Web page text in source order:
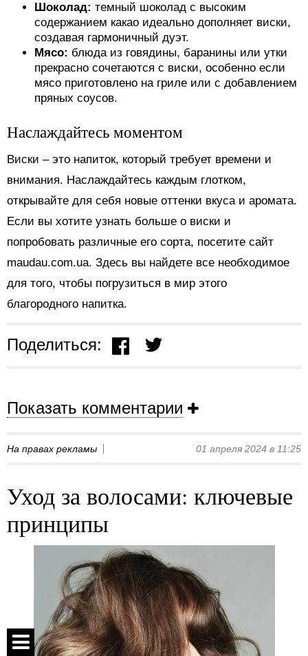
Шоколад: темный шоколад с высоким
содержанием какао идеально дополняет виски,
создавая гармоничный дуэт.
Мясо: блюда из говядины, баранины или утки
прекрасно сочетаются с виски, особенно если
мясо приготовлено на гриле или с добавлением
пряных соусов.
Наслаждайтесь моментом
Виски – это напиток, который требует времени и
внимания. Наслаждайтесь каждым глотком,
открывайте для себя новые оттенки вкуса и аромата.
Если вы хотите узнать больше о виски и
попробовать различные его сорта, посетите сайт
maudau.com.ua. Здесь вы найдете все необходимое
для того, чтобы погрузиться в мир этого
благородного напитка.
Поделиться:
Показать комментарии
На правах рекламы 01 апреля 2024 в 11:25
Уход за волосами: ключевые
принципы